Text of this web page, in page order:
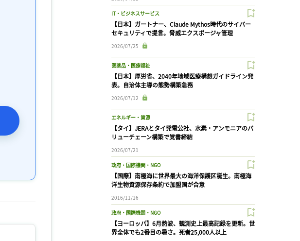
IT・ビジネスサービス
【日本】ガートナー、Claude Mythos時代のサイバー
セキュリティで提言。脅威エクスポージャ管理
2026/07/25
医薬品・医療福祉
【日本】厚労省、2040年地域医療構想ガイドライン発
表。自治体主導の態勢構築急務
2026/07/12
エネルギー・資源
【タイ】JERAとタイ発電公社、水素・アンモニアのバ
リューチェーン構築で覚書締結
2026/07/21
政府・国際機関・NGO
【国際】南極海に世界最大の海洋保護区誕生。南極海
洋生物資源保存条約で加盟国が合意
2016/11/16
政府・国際機関・NGO
【ヨーロッパ】6月熱波、観測史上最高記録を更新。世
界全体でも2番目の暑さ。死者25,000人以上